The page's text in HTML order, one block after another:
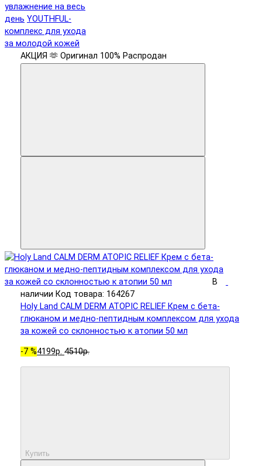
увлажнение на весь
день YOUTHFUL-
комплекс для ухода
за молодой кожей
АКЦИЯ 🫶 Оригинал 100% Распродан
В
наличии Код товара: 164267
Holy Land CALM DERM ATOPIC RELIEF Крем с бета-
глюканом и медно-пептидным комплексом для ухода
за кожей со склонностью к атопии 50 мл
-7 %4199р. 4510р.
Купить